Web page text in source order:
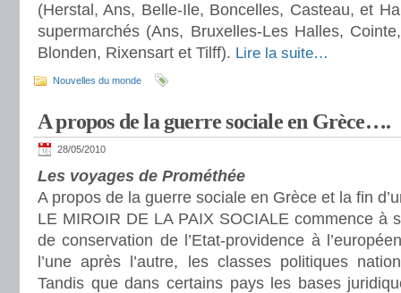
(Herstal, Ans, Belle-Ile, Boncelles, Casteau, et
supermarchés (Ans, Bruxelles-Les Halles,
Blonden, Rixensart et Tilff). Lire la suite…
Nouvelles du monde
A propos de la guerre sociale en Grèce….
28/05/2010
Les voyages de Prométhée
A propos de la guerre sociale en Grèce et la fin
LE MIROIR DE LA PAIX SOCIALE commence à
de conservation de l’Etat-providence à
l’une après l’autre, les classes politiques
Tandis que dans certains pays les bases